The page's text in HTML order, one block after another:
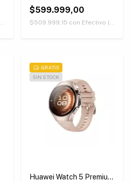
$599.999,00
$509.999,15 con Efectivo (Únicamente retirando en nuestras sucursales)
SIN STOCK
GRATIS
Huawei Watch 5 Premium